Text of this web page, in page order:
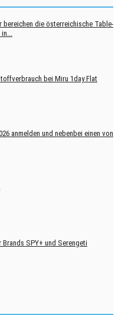
bereichen die österreichische Table-
bei Miru 1day Flat
anmelden und nebenbei einen von
SPY+ und Serengeti